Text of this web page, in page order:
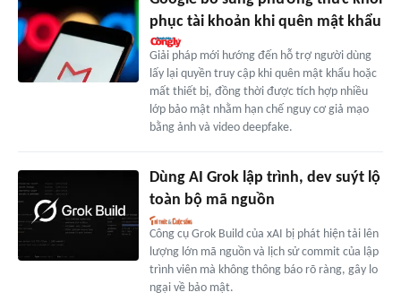
phục tài khoản khi quên mật khẩu
Giải pháp mới hướng đến hỗ trợ người dùng
lấy lại quyền truy cập khi quên mật khẩu hoặc
mất thiết bị, đồng thời được tích hợp nhiều
lớp bảo mật nhằm hạn chế nguy cơ giả mạo
bằng ảnh và video deepfake.
Dùng AI Grok lập trình, dev suýt lộ
toàn bộ mã nguồn
Công cụ Grok Build của xAI bị phát hiện tải lên
lượng lớn mã nguồn và lịch sử commit của lập
trình viên mà không thông báo rõ ràng, gây lo
ngại về bảo mật.